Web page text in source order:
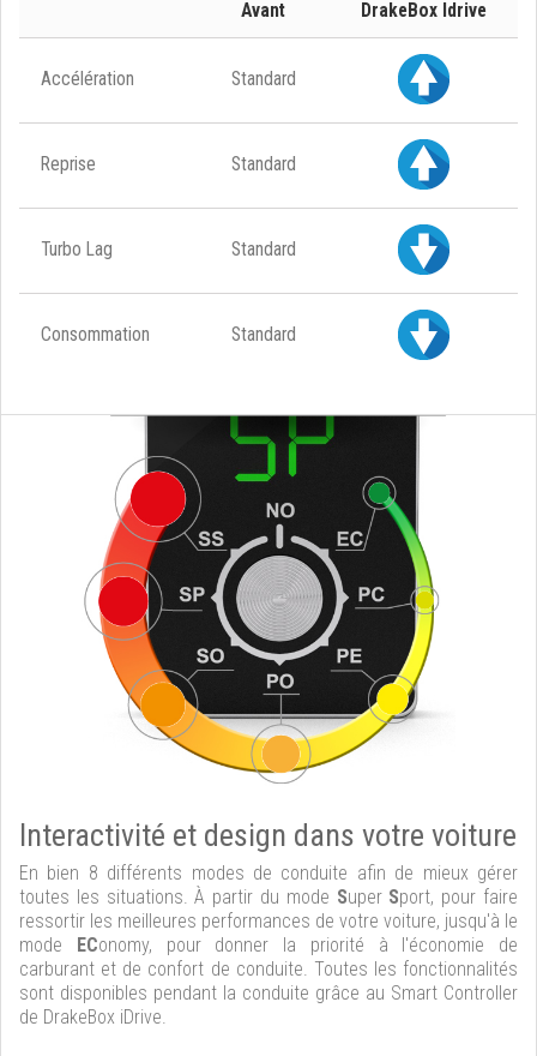
Avant DrakeBox Idrive
Accélération Standard
Reprise Standard
Turbo Lag Standard
Consommation Standard
Interactivité et design dans votre voiture
En bien 8 différents modes de conduite afin de mieux gérer
toutes les situations. À partir du mode Super Sport, pour faire
ressortir les meilleures performances de votre voiture, jusqu'à le
mode EConomy, pour donner la priorité à l'économie de
carburant et de confort de conduite. Toutes les fonctionnalités
sont disponibles pendant la conduite grâce au Smart Controller
de DrakeBox iDrive.